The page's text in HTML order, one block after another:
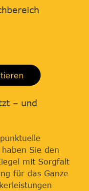
– und
Sie den
mit Sorgfalt
für das Ganze